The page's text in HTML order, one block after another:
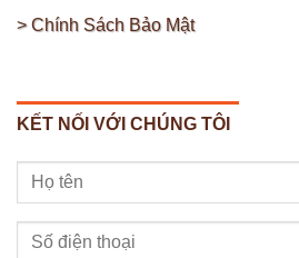
> Chính Sách Bảo Mật
KẾT NỐI VỚI CHÚNG TÔI